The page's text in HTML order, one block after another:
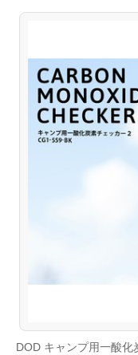
DOD キャンプ用一酸化